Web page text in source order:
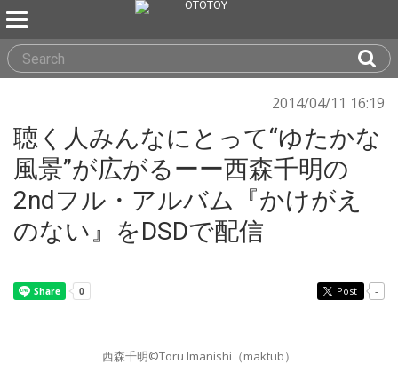
2014/04/11 16:19
聴く人みんなにとって“ゆたかな
風景”が広がるーー西森千明の
2ndフル・アルバム『かけがえ
のない』をDSDで配信
Post -
西森千明©Toru Imanishi（maktub）